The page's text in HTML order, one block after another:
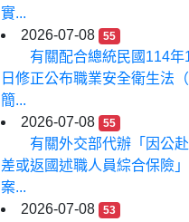
實...
2026-07-08
55
有關配合總統民國114年
日修正公布職業安全衛生法
簡...
2026-07-08
55
有關外交部代辦「因公
差或返國述職人員綜合保險
案...
2026-07-08
53